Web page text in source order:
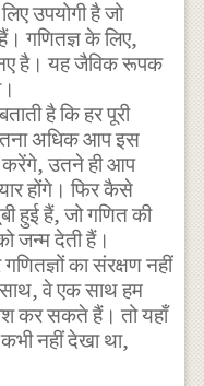
उपयोगी है जो
गणितज्ञ के लिए,
है। यह जैविक रूपक
है कि हर पूरी
अधिक आप इस
करेंगे, उतने ही आप
होंगे। फिर कैसे
हुई हैं, जो गणित की
जन्म देती हैं।
का संरक्षण नहीं
वे एक साथ हम
कर सकते हैं। तो यहाँ
नहीं देखा था,